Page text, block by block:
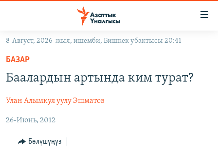
Навигацияга
өтүңүз
Издөөгө
салыңызКЫРГЫЗСТАН
САЯСАТ
ЭКОНОМИКА
МАДАНИЯТ
ДҮЙНӨ
БОРБОР АЗИЯ
УКРАИНА
АТАЙЫН ИЛИКТӨӨ
ТВ ПРОГРАММАЛАР
8-Август, 2026-жыл, ишемби, Бишкек убактысы 20:41
БАЗАР
Баалардын артында ким турат?
Улан Алымкул уулу Эшматов
26-Июнь, 2012
Бөлүшүңүз